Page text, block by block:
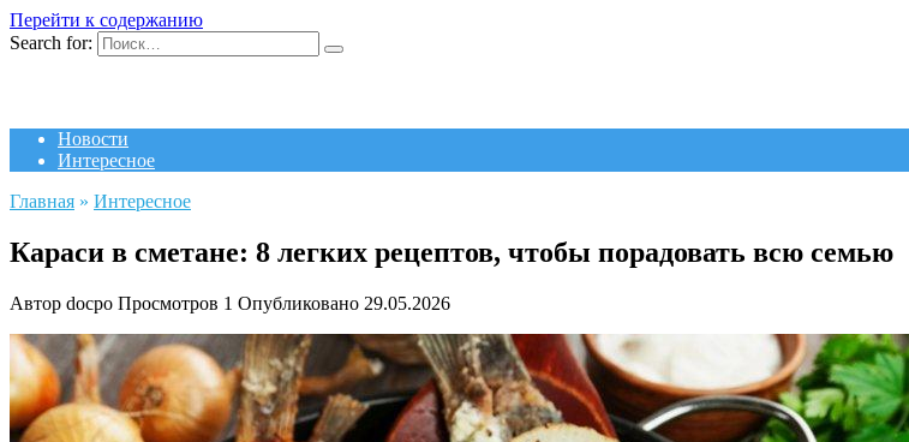
Перейти к содержанию
Search for:
Новости
Интересное
Главная » Интересное
Караси в сметане: 8 легких рецептов, чтобы порадовать всю семью
Автор docpo Просмотров 1 Опубликовано 29.05.2026